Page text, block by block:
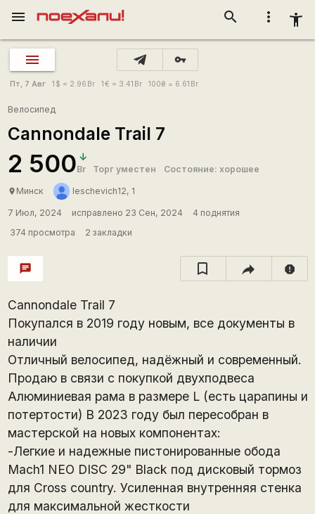
more_vert accessibility_new
search
menu
vpn_key
Пт, 7 Авг 1 $ = 2.96 Br 1€ = 3.41 Br 100₴ = 6.61 Br
Велосипед
Cannondale Trail 7
2 500Br Торг уместен Состояние: хорошее
place Минск leschevich12, 1
7 Июл, 2024 исправлено 23 Сен, 2024
4 поднятия
374 просмотра
2 закладки
chat report
Cannondale Trail 7
Покупался в 2019 году новым, все документы в
наличии
Отличный велосипед, надёжный и современный.
Продаю в связи с покупкой двухподвеса
Алюминиевая рама в размере L (есть царапины и
потертости) В 2023 году был пересобран в
мастерской на новых компонентах:
-Легкие и надежные пистонированные обода
Mach1 NEO DISC 29" Black под дисковый тормоз
для Cross country. Усиленная внутренняя стенка
для максимальной жесткости